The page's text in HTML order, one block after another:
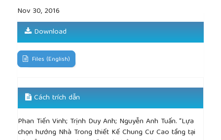
Nov 30, 2016
Download
Files (English)
Cách trích dẫn
Phan Tiến Vinh; Trịnh Duy Anh; Nguyễn Anh Tuấn. “Lựa
chọn hướng Nhà Trong thiết Kế Chung Cư Cao tầng tại